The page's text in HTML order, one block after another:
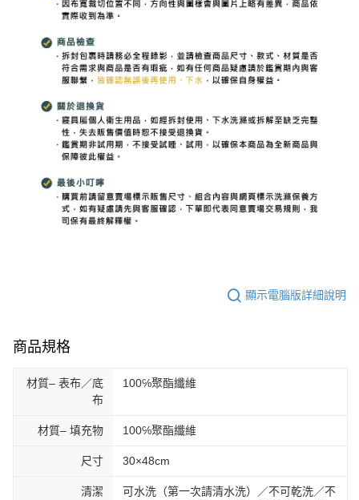
顯示電腦版詳細說明
商品規格
材質– 表布／底
布
100℅聚酯纖維
材質– 填充物 100℅聚酯纖維
尺寸 30×48cm
清潔
可水洗（第一次請清水洗）／不可乾洗／不